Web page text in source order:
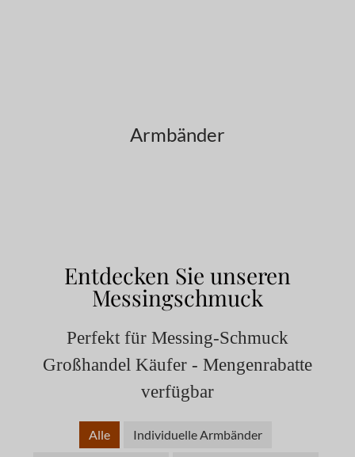
Armbänder
Entdecken Sie unseren
Messingschmuck
Perfekt für Messing-Schmuck
Großhandel Käufer - Mengenrabatte
verfügbar
Alle Individuelle Armbänder